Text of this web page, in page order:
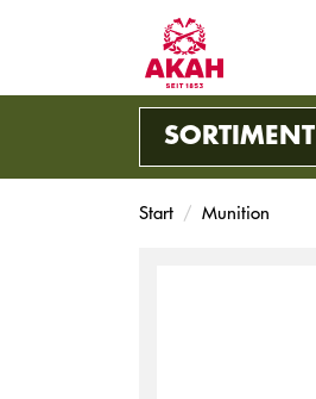
SORTIMENT
Start Munition